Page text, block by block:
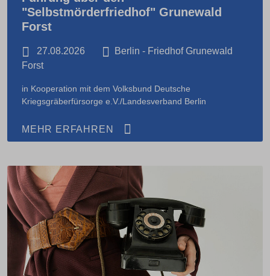
"Selbstmörderfriedhof" Grunewald
Forst
27.08.2026
Berlin - Friedhof Grunewald
Forst
in Kooperation mit dem Volksbund Deutsche
Kriegsgräberfürsorge e.V./Landesverband Berlin
MEHR ERFAHREN